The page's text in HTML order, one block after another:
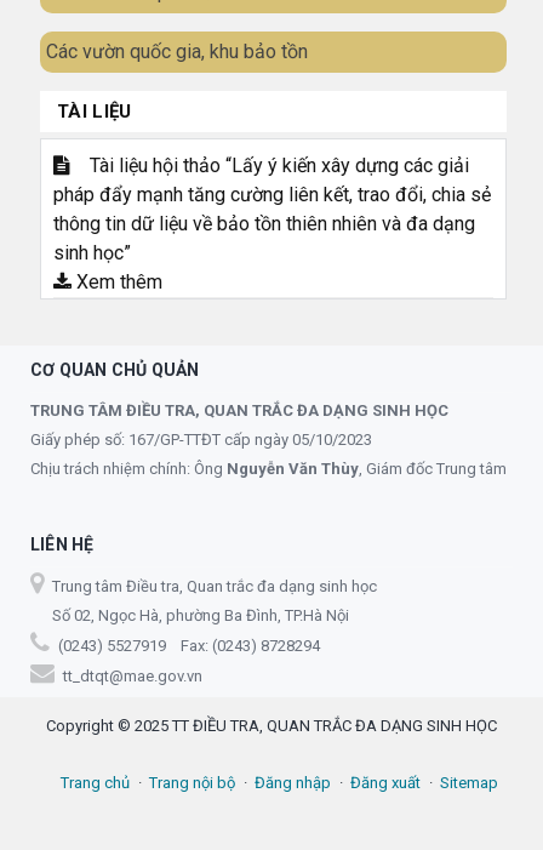
Các vườn quốc gia, khu bảo tồn
TÀI LIỆU
Tài liệu hội thảo “Lấy ý kiến xây dựng các giải
pháp đẩy mạnh tăng cường liên kết, trao đổi, chia sẻ
thông tin dữ liệu về bảo tồn thiên nhiên và đa dạng
sinh học”
Xem thêm
CƠ QUAN CHỦ QUẢN
TRUNG TÂM ĐIỀU TRA, QUAN TRẮC ĐA DẠNG SINH HỌC
Giấy phép số: 167/GP-TTĐT cấp ngày 05/10/2023
Chịu trách nhiệm chính: Ông Nguyễn Văn Thùy , Giám đốc Trung tâm
LIÊN HỆ
Trung tâm Điều tra, Quan trắc đa dạng sinh học
Số 02, Ngọc Hà, phường Ba Đình, TP.Hà Nội
(0243) 5527919 Fax: (0243) 8728294
tt_dtqt@mae.gov.vn
Copyright © 2025 TT ĐIỀU TRA, QUAN TRẮC ĐA DẠNG SINH HỌC
Trang chủ Trang nội bộ Đăng nhập Đăng xuất Sitemap